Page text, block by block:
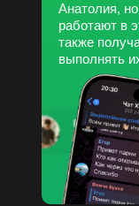
Анатолия,
работают в
также
выполнять